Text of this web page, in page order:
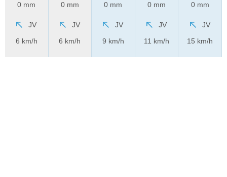
0 mm
JV
6 km/h
0 mm
JV
6 km/h
0 mm
JV
9 km/h
0 mm
JV
11 km/h
0 mm
JV
15 km/h